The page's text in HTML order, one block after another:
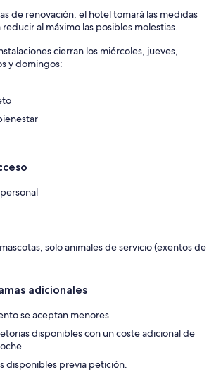
de renovación, el hotel tomará las medidas
reducir al máximo las posibles molestias.
cierran los miércoles, jueves,
y domingos:
solo animales de servicio (exentos de
adicionales
se aceptan menores.
disponibles con un coste adicional de
disponibles previa petición.